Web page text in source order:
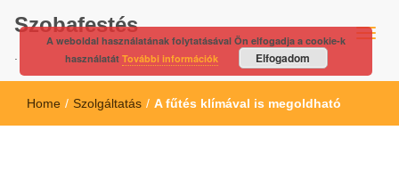
Szobafestés
Home / Szolgáltatás / A fűtés klímával is megoldható
A weboldal használatának folytatásával Ön elfogadja a cookie-k
használatát További információk Elfogadom